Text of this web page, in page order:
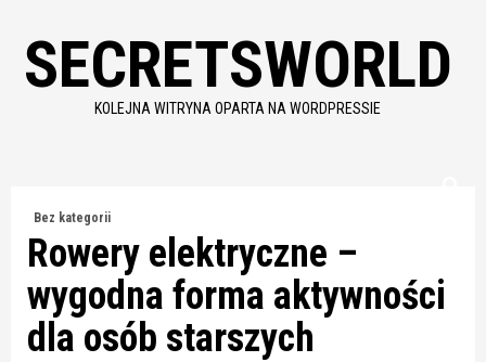
contentSECRETSWORLD
KOLEJNA WITRYNA OPARTA NA WORDPRESSIE
Bez kategorii
Rowery elektryczne –
wygodna forma aktywności
dla osób starszych